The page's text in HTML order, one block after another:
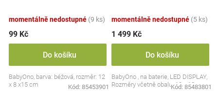
momentálně nedostupné (9 ks)
99 Kč
Do košíku
BabyOno, barva: béžová, rozměr: 12
x 8 x15 cm
Kód: 85453901
momentálně nedostupné (5 ks)
1 499 Kč
Do košíku
BabyOno , na baterie, LED DISPLAY,
Rozměry včetně obalu: 19 x 13 cm.
Kód: 85483801